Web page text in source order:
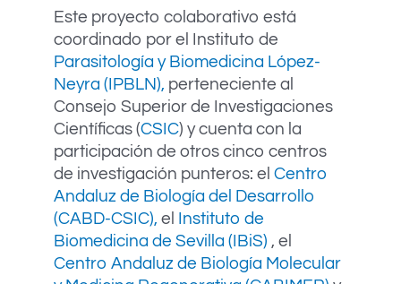
Este proyecto colaborativo está
coordinado por el Instituto de
Parasitología y Biomedicina López-
Neyra (IPBLN), perteneciente al
Consejo Superior de Investigaciones
Científicas (CSIC) y cuenta con la
participación de otros cinco centros
de investigación punteros: el Centro
Andaluz de Biología del Desarrollo
(CABD-CSIC), el Instituto de
Biomedicina de Sevilla (IBiS) , el
Centro Andaluz de Biología Molecular